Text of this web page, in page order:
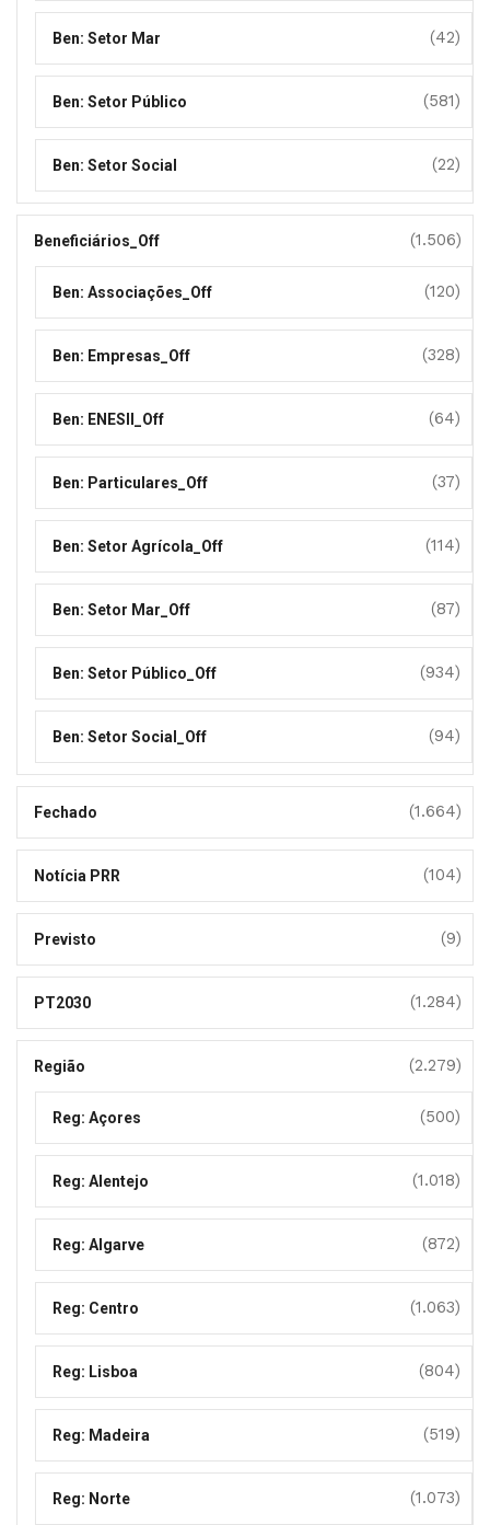
Ben: Setor Mar (42)
Ben: Setor Público (581)
Ben: Setor Social (22)
Beneficiários_Off (1.506)
Ben: Associações_Off (120)
Ben: Empresas_Off (328)
Ben: ENESII_Off (64)
Ben: Particulares_Off (37)
Ben: Setor Agrícola_Off (114)
Ben: Setor Mar_Off (87)
Ben: Setor Público_Off (934)
Ben: Setor Social_Off (94)
Fechado (1.664)
Notícia PRR (104)
Previsto (9)
PT2030 (1.284)
Região (2.279)
Reg: Açores (500)
Reg: Alentejo (1.018)
Reg: Algarve (872)
Reg: Centro (1.063)
Reg: Lisboa (804)
Reg: Madeira (519)
Reg: Norte (1.073)